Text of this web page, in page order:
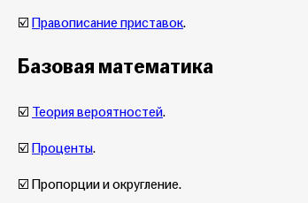
☑️ Правописание приставок.
Базовая математика
☑️ Теория вероятностей.
☑️ Проценты.
☑️ Пропорции и округление.